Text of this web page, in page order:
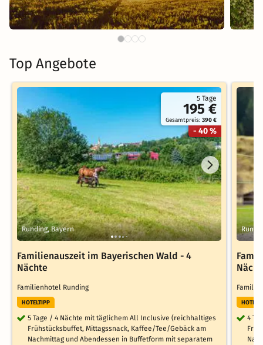
Top Angebote
5 Tage
195 €
Gesamtpreis:390 €
- 40 %
Runding, Bayern
Familienauszeit im Bayerischen Wald - 4
Nächte
Familienhotel Runding
HOTELTIPP
5 Tage / 4 Nächte mit täglichem All Inclusive (reichhaltiges
Frühstücksbuffet, Mittagssnack, Kaffee/Tee/Gebäck am
Nachmittag und Abendessen in Buffetform mit separatem
4